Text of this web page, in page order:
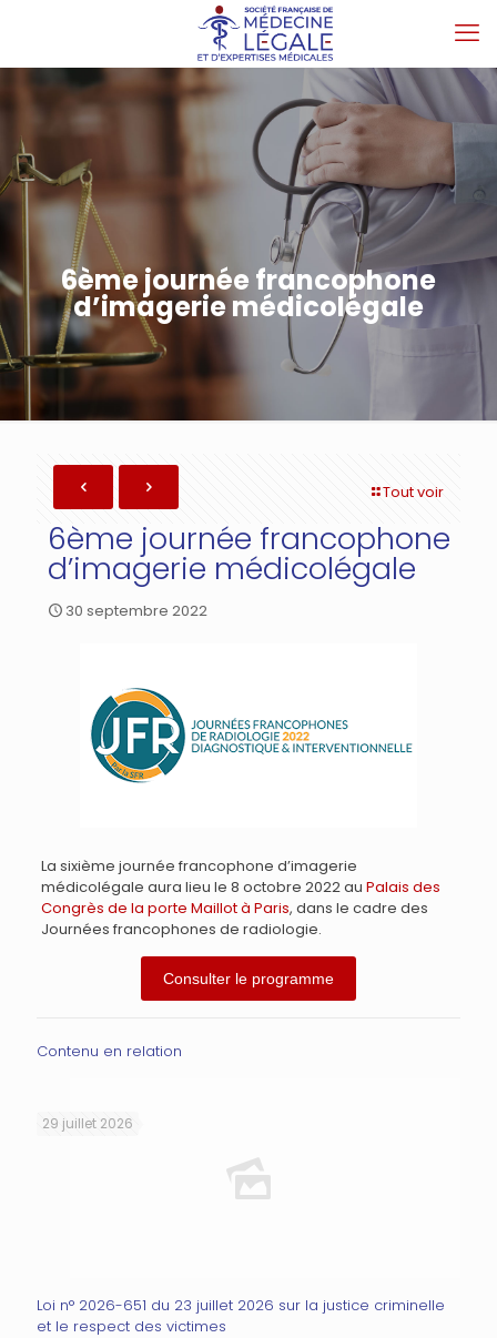
6ème journée francophone
d’imagerie médicolégale
Tout voir
6ème journée francophone
d’imagerie médicolégale
30 septembre 2022
La sixième journée francophone d’imagerie
médicolégale aura lieu le 8 octobre 2022 au Palais des
Congrès de la porte Maillot à Paris, dans le cadre des
Journées francophones de radiologie.
Consulter le programme
Contenu en relation
29 juillet 2026
Loi n° 2026-651 du 23 juillet 2026 sur la justice criminelle
et le respect des victimes